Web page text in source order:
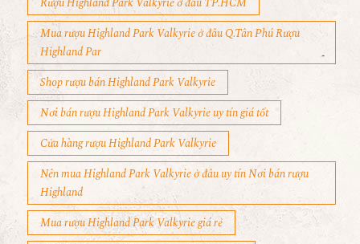
Mua rượu Highland Park Valkyrie ở đâu Q.Tân Phú Rượu
Highland Par
Shop rượu bán Highland Park Valkyrie
Nơi bán rượu Highland Park Valkyrie uy tín giá tốt
Cửa hàng rượu Highland Park Valkyrie
Nên mua Highland Park Valkyrie ở đâu uy tín Nơi bán rượu
Highland
Mua rượu Highland Park Valkyrie giá rẻ